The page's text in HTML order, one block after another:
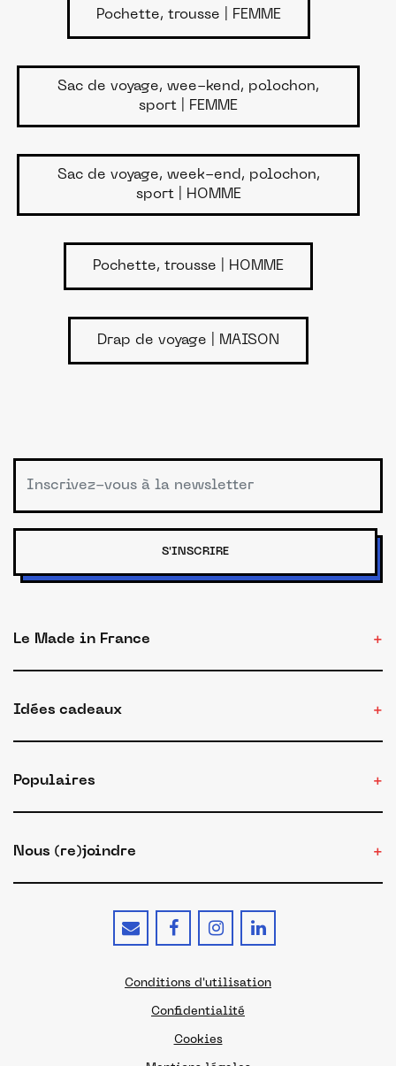
Pochette, trousse | FEMME
Sac de voyage, wee-kend, polochon,
sport | FEMME
Sac de voyage, week-end, polochon,
sport | HOMME
Pochette, trousse | HOMME
Drap de voyage | MAISON
S'INSCRIRE
Le Made in France
Idées cadeaux
Populaires
Nous (re)joindre
Conditions d'utilisation
Confidentialité
Cookies